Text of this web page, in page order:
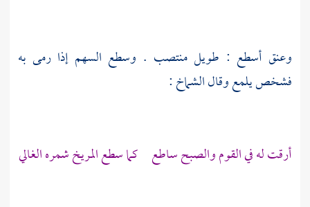
وعنق أسطع : طويل منتصب . وسطع السهم إذا رمى به
فشخص يلمع وقالالشماخ:
أرقت له في القوم والصبح ساطع كما سطع المريخ شمره الغالي